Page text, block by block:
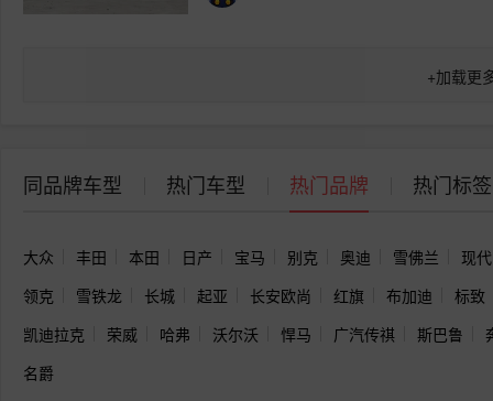
+加载更
同品牌车型 热门车型 热门品牌 热门标签
大众 丰田 本田 日产 宝马 别克 奥迪 雪佛兰
现代
领克
雪铁龙 长城 起亚 长安欧尚 红旗 布加迪
标致
凯迪拉克
荣威 哈弗 沃尔沃 悍马 广汽传祺 斯巴鲁
名爵